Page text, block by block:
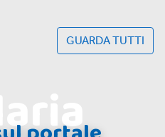
GUARDA TUTTI